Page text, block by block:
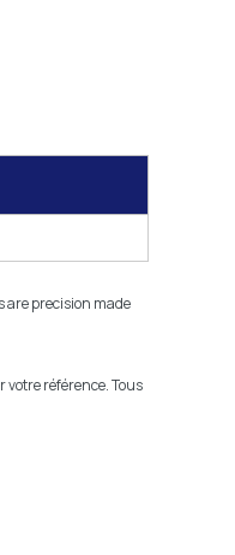
precision made
votre référence. Tous